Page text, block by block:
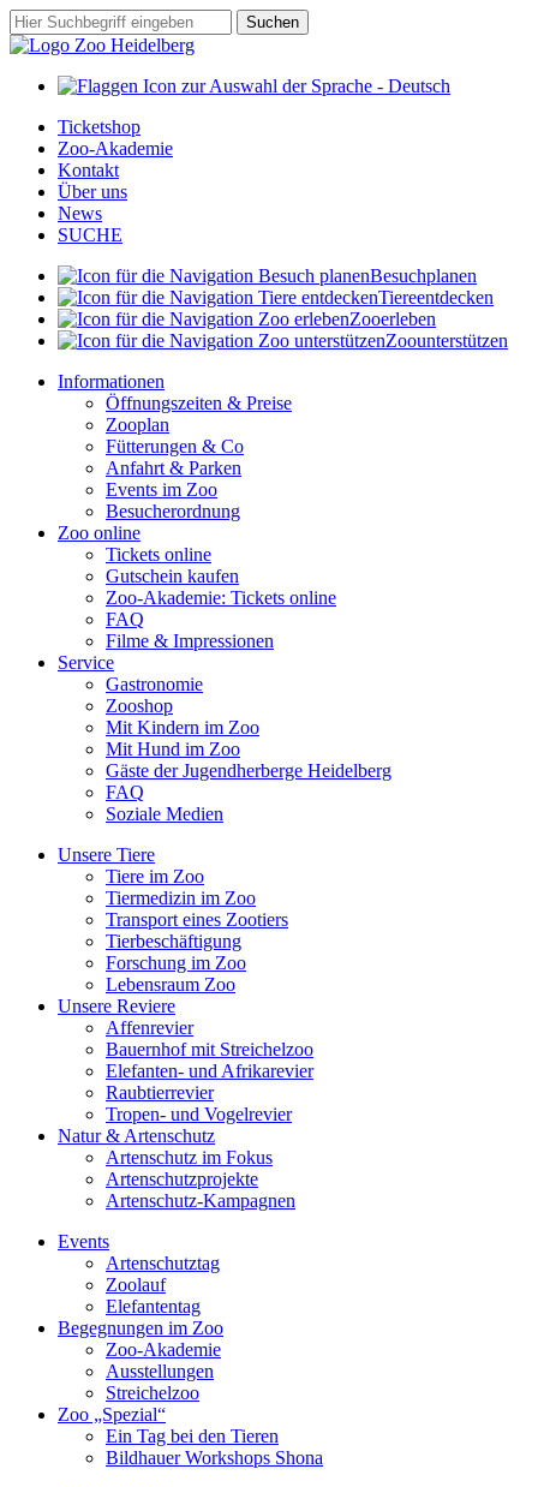
Zum
Hauptinhalt
springen
Suchbegriff Suchen
Ticketshop
Zoo-Akademie
Kontakt
Über uns
News
SUCHE
Besuchplanen
Tiereentdecken
Zooerleben
Zoounterstützen
Informationen
Öffnungszeiten & Preise
Zooplan
Fütterungen & Co
Anfahrt & Parken
Events im Zoo
Besucherordnung
Zoo online
Tickets online
Gutschein kaufen
Zoo-Akademie: Tickets online
FAQ
Filme & Impressionen
Service
Gastronomie
Zooshop
Mit Kindern im Zoo
Mit Hund im Zoo
Gäste der Jugendherberge Heidelberg
FAQ
Soziale Medien
Unsere Tiere
Tiere im Zoo
Tiermedizin im Zoo
Transport eines Zootiers
Tierbeschäftigung
Forschung im Zoo
Lebensraum Zoo
Unsere Reviere
Affenrevier
Bauernhof mit Streichelzoo
Elefanten- und Afrikarevier
Raubtierrevier
Tropen- und Vogelrevier
Natur & Artenschutz
Artenschutz im Fokus
Artenschutzprojekte
Artenschutz-Kampagnen
Events
Artenschutztag
Zoolauf
Elefantentag
Begegnungen im Zoo
Zoo-Akademie
Ausstellungen
Streichelzoo
Zoo „Spezial“
Ein Tag bei den Tieren
Bildhauer Workshops Shona